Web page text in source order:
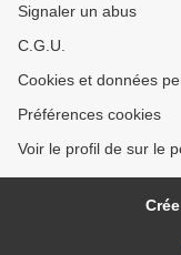
Signaler un abus
C.G.U.
Cookies et données
Préférences cookies
Voir le profil de sur le